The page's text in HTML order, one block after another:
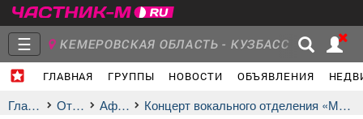
☰ КЕМЕРОВСКАЯ ОБЛАСТЬ - КУЗБАСС
ГЛАВНАЯ ГРУППЫ НОВОСТИ ОБЪЯВЛЕНИЯ
Главная Отдых афиша Концерт вокального отделения «Мелодии любви»